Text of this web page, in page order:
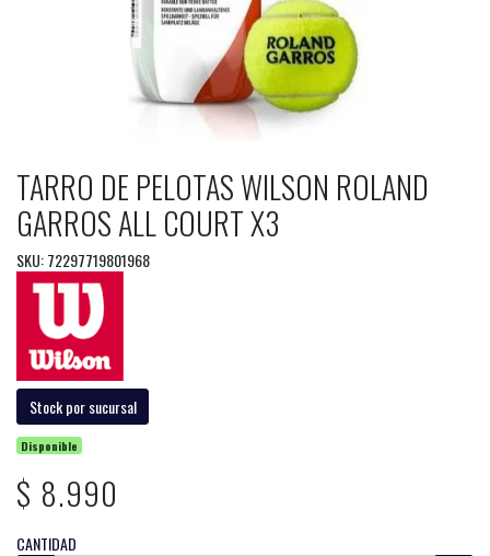
TARRO DE PELOTAS WILSON ROLAND
GARROS ALL COURT X3
SKU: 72297719801968
Stock por sucursal
Disponible
$ 8.990
CANTIDAD